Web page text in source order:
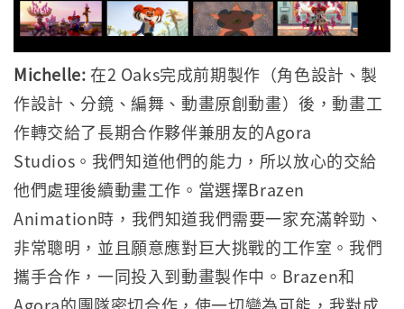
Michelle: 在2 Oaks完成前期製作（角色設計、製
作設計、分鏡、編舞、動畫原創動畫）後，動畫工
作轉交給了長期合作夥伴兼朋友的Agora
Studios。我們知道他們的能力，所以放心的交給
他們處理後續動畫工作。當選擇Brazen
Animation時，我們知道我們需要一家充滿幹勁、
非常聰明，並且願意應對巨大挑戰的工作室。我們
攜手合作，一同投入到動畫製作中。Brazen和
Agora的團隊密切合作，使一切變為可能，我對成